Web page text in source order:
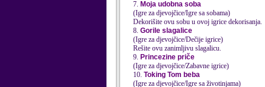
7. Moja udobna soba
(Igre za djevojčice/Igre sa sobama)
Dekorišite ovu sobu u ovoj igrice dekorisanja.
8. Gorile slagalice
(Igre za djevojčice/Dečije igrice)
Rešite ovu zanimljivu slagalicu.
9. Princezine priče
(Igre za djevojčice/Zabavne igrice)
10. Toking Tom beba
(Igre za djevojčice/Igre sa životinjama)